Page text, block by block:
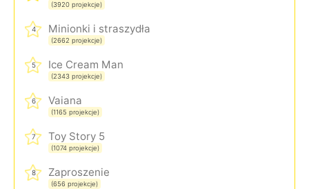
(3920 projekcje)
4 Minionki i straszydła
(2662 projekcje)
5 Ice Cream Man
(2343 projekcje)
6 Vaiana
(1165 projekcje)
7 Toy Story 5
(1074 projekcje)
8 Zaproszenie
(656 projekcje)